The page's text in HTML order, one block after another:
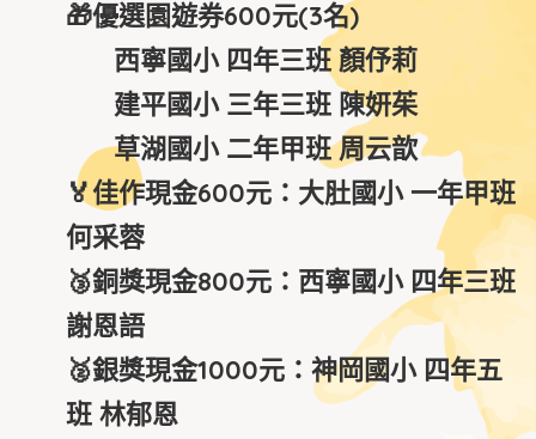
🎁優選園遊券600元(3名)
西寧國小 四年三班 顏伃莉
建平國小 三年三班 陳妍茱
草湖國小 二年甲班 周云歆
🏅佳作現金600元：大肚國小 一年甲班
何采蓉
🥉銅獎現金800元：西寧國小 四年三班
謝恩語
🥈銀獎現金1000元：神岡國小 四年五
班 林郁恩